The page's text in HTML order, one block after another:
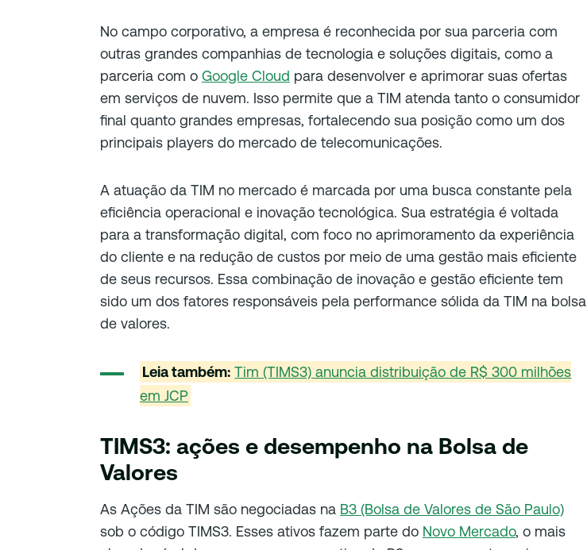
No campo corporativo, a empresa é reconhecida por sua parceria com
outras grandes companhias de tecnologia e soluções digitais, como a
parceria com o Google Cloud para desenvolver e aprimorar suas ofertas
em serviços de nuvem. Isso permite que a TIM atenda tanto o consumidor
final quanto grandes empresas, fortalecendo sua posição como um dos
principais players do mercado de telecomunicações.
A atuação da TIM no mercado é marcada por uma busca constante pela
eficiência operacional e inovação tecnológica. Sua estratégia é voltada
para a transformação digital, com foco no aprimoramento da experiência
do cliente e na redução de custos por meio de uma gestão mais eficiente
de seus recursos. Essa combinação de inovação e gestão eficiente tem
sido um dos fatores responsáveis pela performance sólida da TIM na bolsa
de valores.
Leia também: Tim (TIMS3) anuncia distribuição de R$ 300 milhões
em JCP
TIMS3: ações e desempenho na Bolsa de
Valores
As Ações da TIM são negociadas na B3 (Bolsa de Valores de São Paulo)
sob o código TIMS3. Esses ativos fazem parte do Novo Mercado, o mais